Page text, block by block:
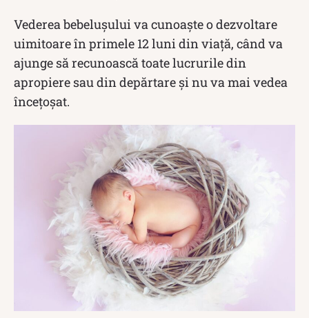
Vederea bebelușului va cunoaște o dezvoltare
uimitoare în primele 12 luni din viață, când va
ajunge să recunoască toate lucrurile din
apropiere sau din depărtare și nu va mai vedea
încețoșat.